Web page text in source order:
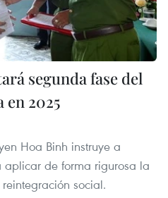
segunda fase del
2025
Hoa Binh instruye a
aplicar de forma rigurosa la
social.